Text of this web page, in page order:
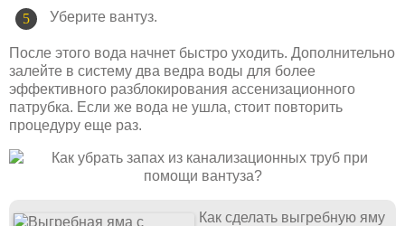
Уберите вантуз.
После этого вода начнет быстро уходить. Дополнительно
залейте в систему два ведра воды для более
эффективного разблокирования ассенизационного
патрубка. Если же вода не ушла, стоит повторить
процедуру еще раз.
Как сделать выгребную яму